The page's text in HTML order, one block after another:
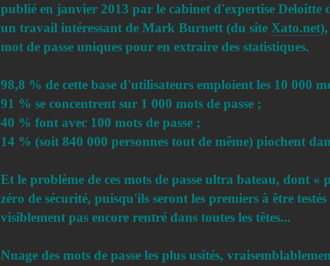
publié en janvier 2013 par le cabinet d'expertise Deloitte
un travail intéressant de Mark Burnett (du site Xato.net
mot de passe uniques pour en extraire des statistiques.
98,8 % de cette base d'utilisateurs emploient les 10 000
91 % se concentrent sur 1 000 mots de passe ;
40 % font avec 100 mots de passe ;
14 % (soit 840 000 personnes tout de même) piochent
Et le problème de ces mots de passe ultra bateau, dont «
zéro de sécurité, puisqu'ils seront les premiers à être
visiblement pas encore rentré dans toutes les têtes...
Nuage des mots de passe les plus usités,